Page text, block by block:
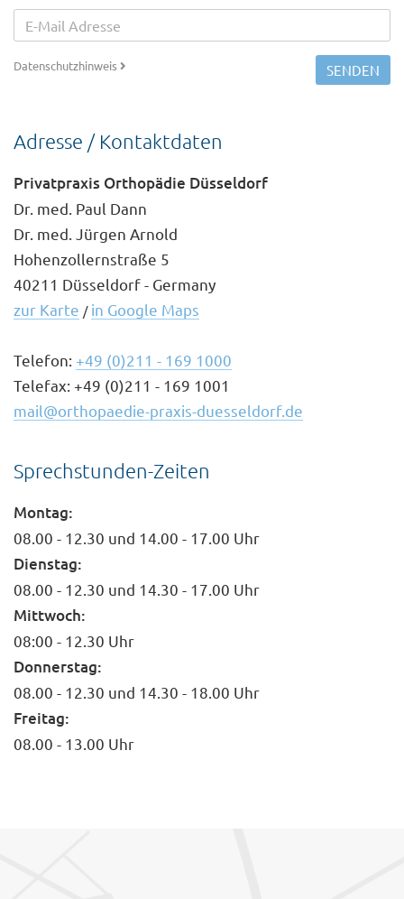
Datenschutzhinweis SENDEN
Adresse / Kontaktdaten
Privatpraxis Orthopädie Düsseldorf
Dr. med. Paul Dann
Dr. med. Jürgen Arnold
Hohenzollernstraße 5
40211 Düsseldorf - Germany
zur Karte / in Google Maps
Telefon: +49 (0)211 - 169 1000
Telefax: +49 (0)211 - 169 1001
mail@orthopaedie-praxis-duesseldorf.de
Sprechstunden-Zeiten
Montag:
08.00 - 12.30 und 14.00 - 17.00 Uhr
Dienstag:
08.00 - 12.30 und 14.30 - 17.00 Uhr
Mittwoch:
08:00 - 12.30 Uhr
Donnerstag:
08.00 - 12.30 und 14.30 - 18.00 Uhr
Freitag:
08.00 - 13.00 Uhr